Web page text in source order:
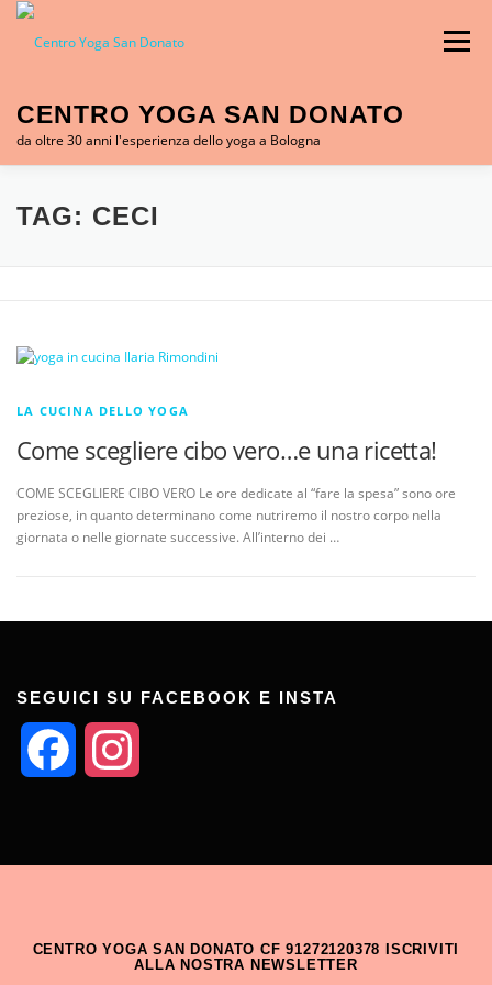
Skip to content
CENTRO YOGA SAN DONATO
da oltre 30 anni l'esperienza dello yoga a Bologna
Menu
CHI SIAMO
CONTATTI BLOG
TAG: CECI
LA CUCINA DELLO YOGA
Come scegliere cibo vero…e una ricetta!
COME SCEGLIERE CIBO VERO Le ore dedicate al “fare la spesa” sono ore
preziose, in quanto determinano come nutriremo il nostro corpo nella
giornata o nelle giornate successive. All’interno dei …
SEGUICI SU FACEBOOK E INSTA
Facebook
CENTRO YOGA SAN DONATO CF 91272120378 ISCRIVITI
ALLA NOSTRA NEWSLETTER